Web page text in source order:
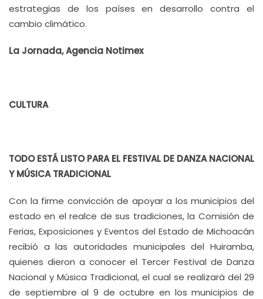
estrategias de los países en desarrollo contra el
cambio climático.
La Jornada, Agencia Notimex
CULTURA
TODO ESTÁ LISTO PARA EL FESTIVAL DE DANZA NACIONAL
Y MÚSICA TRADICIONAL
Con la firme convicción de apoyar a los municipios del
estado en el realce de sus tradiciones, la Comisión de
Ferias, Exposiciones y Eventos del Estado de Michoacán
recibió a las autoridades municipales del Huiramba,
quienes dieron a conocer el Tercer Festival de Danza
Nacional y Música Tradicional, el cual se realizará del 29
de septiembre al 9 de octubre en los municipios de